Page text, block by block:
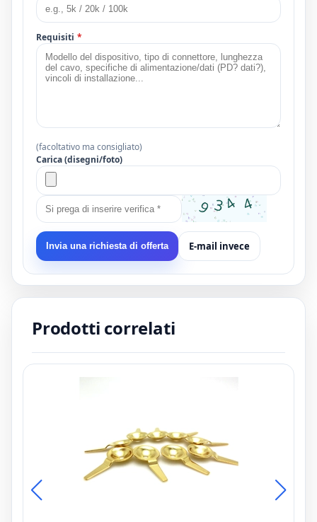
Requisiti *
(facoltativo ma consigliato)
Carica (disegni/foto)
Invia una richiesta di offerta E-mail invece
Prodotti correlati